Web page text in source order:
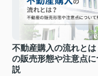
不動産購入の流れと
の販売形態や注意点
説